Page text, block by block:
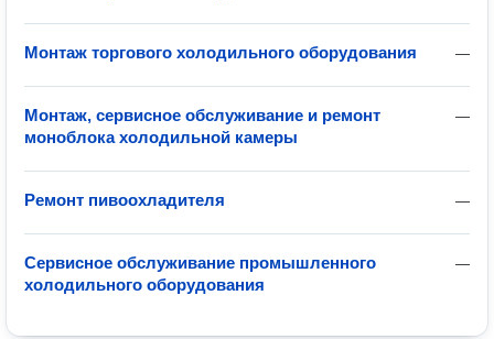
—
Монтаж торгового холодильного оборудования
—
Монтаж, сервисное обслуживание и ремонт
моноблока холодильной камеры
—
Ремонт пивоохладителя
—
Сервисное обслуживание промышленного
холодильного оборудования